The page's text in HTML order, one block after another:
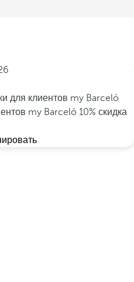
для клиентов my Barceló
my Barceló 10% скидка